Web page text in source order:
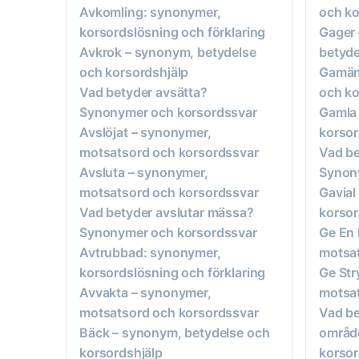
Avkomling: synonymer,
korsordslösning och förklaring
Avkrok – synonym, betydelse
och korsordshjälp
Vad betyder avsätta?
Synonymer och korsordssvar
Avslöjat – synonymer,
motsatsord och korsordssvar
Avsluta – synonymer,
motsatsord och korsordssvar
Vad betyder avslutar mässa?
Synonymer och korsordssvar
Avtrubbad: synonymer,
korsordslösning och förklaring
Avvakta – synonymer,
motsatsord och korsordssvar
Bäck – synonym, betydelse och
korsordshjälp
och
och
Vad
Ge
Ge
Vad